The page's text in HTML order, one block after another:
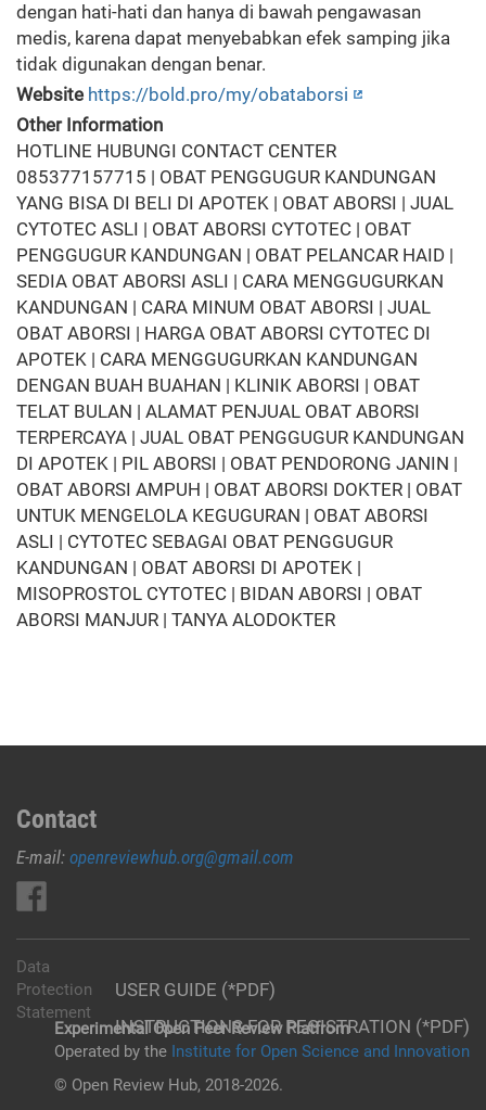
dengan hati-hati dan hanya di bawah pengawasan
medis, karena dapat menyebabkan efek samping jika
tidak digunakan dengan benar.
Website https://bold.pro/my/obataborsi
Other Information
HOTLINE HUBUNGI CONTACT CENTER
085377157715 | OBAT PENGGUGUR KANDUNGAN
YANG BISA DI BELI DI APOTEK | OBAT ABORSI | JUAL
CYTOTEC ASLI | OBAT ABORSI CYTOTEC | OBAT
PENGGUGUR KANDUNGAN | OBAT PELANCAR HAID |
SEDIA OBAT ABORSI ASLI | CARA MENGGUGURKAN
KANDUNGAN | CARA MINUM OBAT ABORSI | JUAL
OBAT ABORSI | HARGA OBAT ABORSI CYTOTEC DI
APOTEK | CARA MENGGUGURKAN KANDUNGAN
DENGAN BUAH BUAHAN | KLINIK ABORSI | OBAT
TELAT BULAN | ALAMAT PENJUAL OBAT ABORSI
TERPERCAYA | JUAL OBAT PENGGUGUR KANDUNGAN
DI APOTEK | PIL ABORSI | OBAT PENDORONG JANIN |
OBAT ABORSI AMPUH | OBAT ABORSI DOKTER | OBAT
UNTUK MENGELOLA KEGUGURAN | OBAT ABORSI
ASLI | CYTOTEC SEBAGAI OBAT PENGGUGUR
KANDUNGAN | OBAT ABORSI DI APOTEK |
MISOPROSTOL CYTOTEC | BIDAN ABORSI | OBAT
ABORSI MANJUR | TANYA ALODOKTER
Contact
E-mail: openreviewhub.org@gmail.com
USER GUIDE (*PDF)
INSTRUCTIONS FOR REGISTRATION (*PDF)
Data
Protection
Statement
Experimental Open Peer Review Platfrom
Operated by the Institute for Open Science and Innovation
© Open Review Hub, 2018-2026.